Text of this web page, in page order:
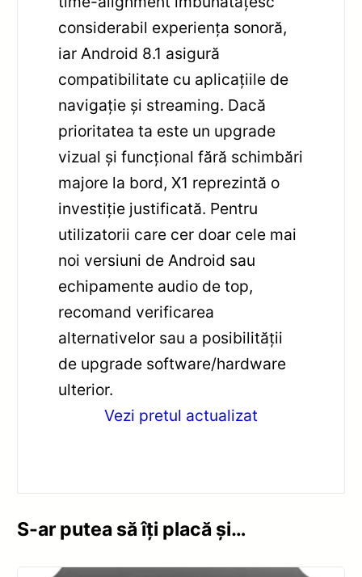
considerabil experiența sonoră,
iar Android 8.1 asigură
compatibilitate cu aplicațiile de
navigație și streaming. Dacă
prioritatea ta este un upgrade
vizual și funcțional fără schimbări
majore la bord, X1 reprezintă o
investiție justificată. Pentru
utilizatorii care cer doar cele mai
noi versiuni de Android sau
echipamente audio de top,
recomand verificarea
alternativelor sau a posibilității
de upgrade software/hardware
ulterior.
Vezi pretul actualizat
S-ar putea să îți placă și…